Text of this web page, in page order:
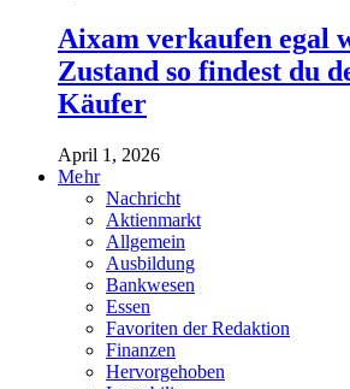
Aixam verkaufen egal
Zustand so findest du
Käufer
April 1, 2026
Mehr
Nachricht
Aktienmarkt
Allgemein
Ausbildung
Bankwesen
Essen
Favoriten der Redaktion
Finanzen
Hervorgehoben